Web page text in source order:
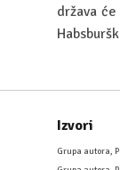
država
Izvori
Grupa autora,